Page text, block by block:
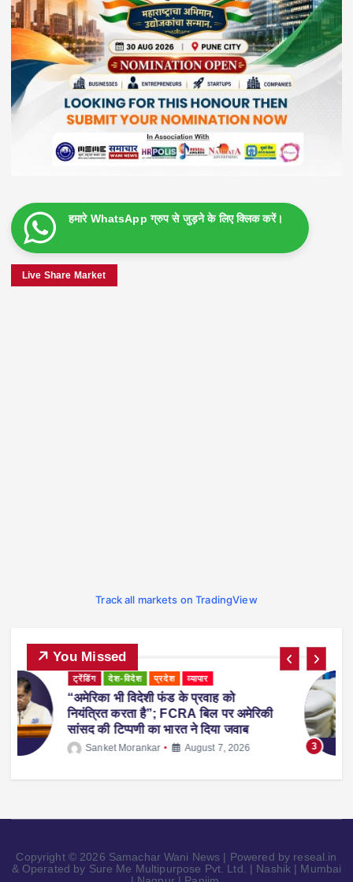
हमारे WhatsApp ग्रुप से जुड़ने के लिए क्लिक करें।
Live Share Market
Track all markets on TradingView
You Missed
3
ट्रेंडिंग देश-विदेश प्रदेश
महाराष्ट्र में नकली ‘एनालॉग पनीर’ पर 1 साल
का प्रतिबंध, होटल-रेस्टोरेंट में उपयोग करने पर
होगी सख्त कार्रवाई
Sanket Morankar August 5, 2026
Copyright © 2026 Samachar Wani News | Powered by reseal.in
& Operated by Sure Me Multipurpose Pvt. Ltd. | Nashik | Mumbai